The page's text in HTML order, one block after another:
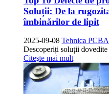
Soluții: De la
îmbinărilor de lipit
2025-09-08 Tehnica PCBA
Descoperiți soluții
Citeşte mai mult